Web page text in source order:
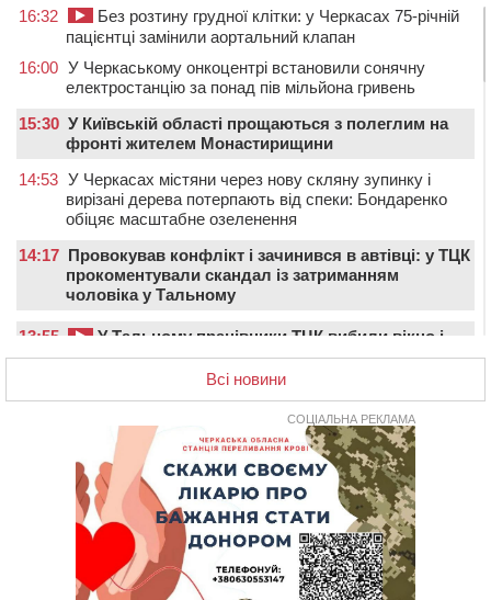
16:32
Без розтину грудної клітки: у Черкасах 75-річній
пацієнтці замінили аортальний клапан
16:00 У Черкаському онкоцентрі встановили сонячну
електростанцію за понад пів мільйона гривень
15:30 У Київській області прощаються з полеглим на
фронті жителем Монастирищини
14:53 У Черкасах містяни через нову скляну зупинку і
вирізані дерева потерпають від спеки: Бондаренко
обіцяє масштабне озеленення
14:17 Провокував конфлікт і зачинився в автівці: у ТЦК
прокоментували скандал із затриманням
чоловіка у Тальному
13:55
У Тальному працівники ТЦК вибили вікно і
витягли з автівки чоловіка (ВІДЕО)
У Черкасах СБУ викрила прокремлівську
агітаторку, яка закликала до захоплення України
“Як сказати дитині, що тато загинув?”: для
вихователів Черкащини запускають серію унікальних
тренінгів
На Золотоніщині вже десяту добу гасять пожежу
Всі новини
СОЦІАЛЬНА РЕКЛАМА